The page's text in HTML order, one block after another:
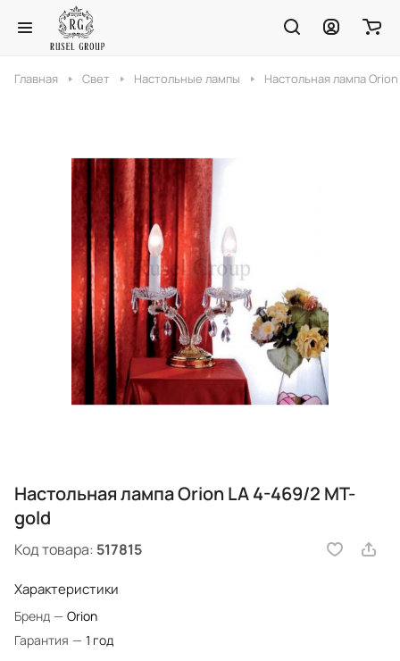
Главная Свет Настольные лампы Настольная лампа
Настольная лампа Orion LA 4-469/2 MT-
gold
Код товара: 517815
Характеристики
Бренд — Orion
Гарантия — 1 год